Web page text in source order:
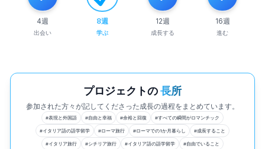
4週
出会い
8週
学ぶ
12週
成長する
16週
進む
プロジェクトの長所
参加された方々が記してくださった成長の過程をまとめています。
#表現と外国語 #自由と幸福 #余裕と回復 #すべての瞬間がロマンチック
#イタリア語の語学留学 #ローマ旅行 #ローマでの1か月暮らし #成長すること
#イタリア旅行 #シチリア旅行 #イタリア語の語学留学 #自由でいること